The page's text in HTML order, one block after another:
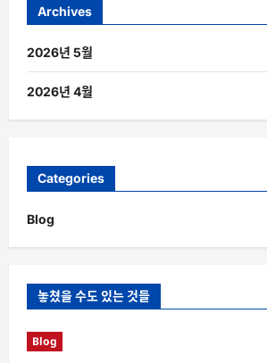
Archives
2026년 5월
2026년 4월
Categories
Blog
놓쳤을 수도 있는 것들
Blog